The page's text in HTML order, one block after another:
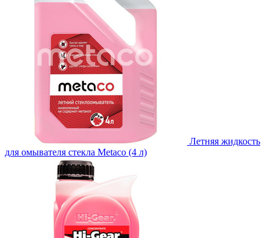
Летняя жидкость
для омывателя стекла Metaco (4 л)